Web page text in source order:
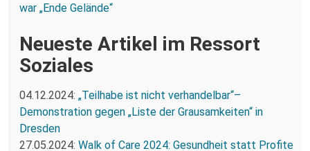
war „Ende Gelände“
Neueste Artikel im Ressort
Soziales
04.12.2024: „Teilhabe ist nicht verhandelbar“–
Demonstration gegen „Liste der Grausamkeiten“ in
Dresden
27.05.2024: Walk of Care 2024: Gesundheit statt Profite